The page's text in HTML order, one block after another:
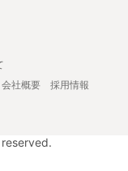
会社概要
採用情報